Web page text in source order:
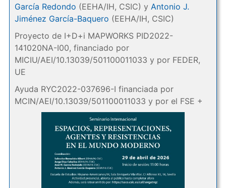
García Redondo (EEHA/IH, CSIC) y Antonio J.
Jiménez García-Baquero (EEHA/IH, CSIC)
Proyecto de I+D+i MAPWORKS PID2022-
141020NA-I00, financiado por
MICIU/AEI/10.13039/501100011033 y por FEDER,
UE
Ayuda RYC2022-037696-I financiada por
MCIN/AEI/10.13039/501100011033 y por el FSE +